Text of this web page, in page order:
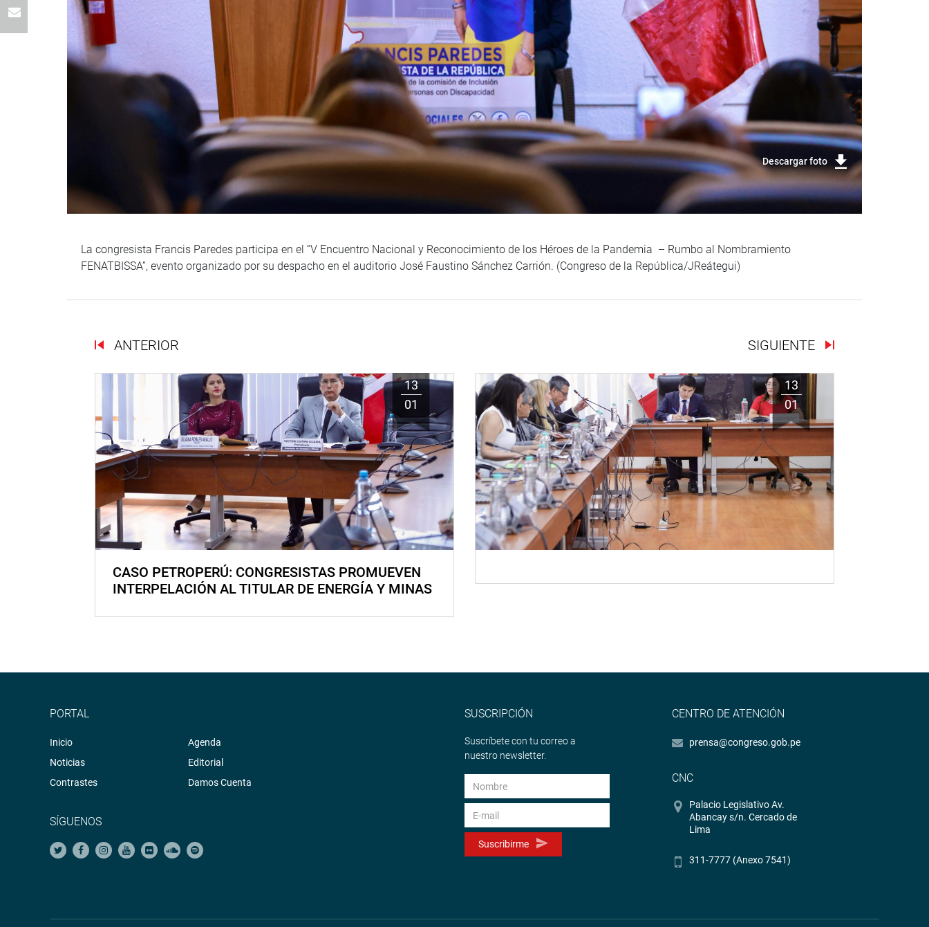
Descargar foto
La congresista Francis Paredes participa en el “V Encuentro Nacional y Reconocimiento de los Héroes de la Pandemia – Rumbo al Nombramiento
FENATBISSA”, evento organizado por su despacho en el auditorio José Faustino Sánchez Carrión. (Congreso de la República/JReátegui)
ANTERIOR SIGUIENTE
13
01
CASO PETROPERÚ: CONGRESISTAS PROMUEVEN
INTERPELACIÓN AL TITULAR DE ENERGÍA Y MINAS
13
01
PORTAL
Inicio
Noticias
Contrastes
Agenda
Editorial
Damos Cuenta
SÍGUENOS
SUSCRIPCIÓN
Suscríbete con tu correo a
nuestro newsletter.
Suscribirme
CENTRO DE ATENCIÓN
prensa@congreso.gob.pe
CNC
Palacio Legislativo Av.
Abancay s/n. Cercado de
Lima
311-7777 (Anexo 7541)